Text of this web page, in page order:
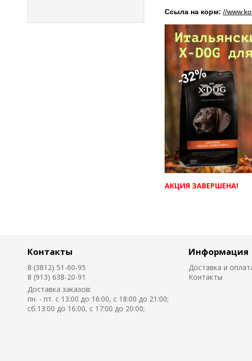
Ссыла на корм: //
АКЦИЯ ЗАВЕРШЕНА!
Контакты
8 (3812) 51-60-95
8 (913) 638-20-91
Доставка заказов:
пн. - пт. с 13:00 до 16:00, с 18:00 до 21:00;
сб.13:00 до 16:00, с 17:00 до 20:00;
Информация
Доставка и
Контакты